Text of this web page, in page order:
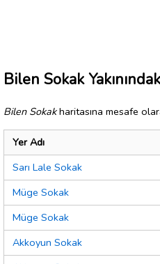
Bilen Sokak
Bilen Sokakharitasına mesafe
Yer Adı
Sarı Lale Sokak
Müge Sokak
Müge Sokak
Akkoyun Sokak